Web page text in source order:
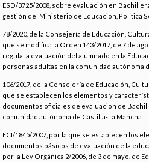
ESD/3725/2008, sobre evaluación en
gestión del Ministerio de Educación, Política
78/2020, de la Consejería de Educación,
que se modifica la Orden 143/2017, de 7 de
regula la evaluación del alumnado en la
personas adultas en la comunidad autónoma
106/2017, de la Consejería de Educación,
que se establecen los elementos y
documentos oficiales de evaluación de
comunidad autónoma de Castilla-La Mancha
ECI/1845/2007, por la que se establecen los
documentos básicos de evaluación de la
por la Ley Orgánica 2/2006, de 3 de mayo, de